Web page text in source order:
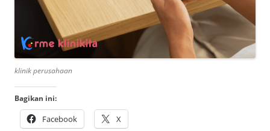
klinik perusahaan
Bagikan ini:
Facebook X